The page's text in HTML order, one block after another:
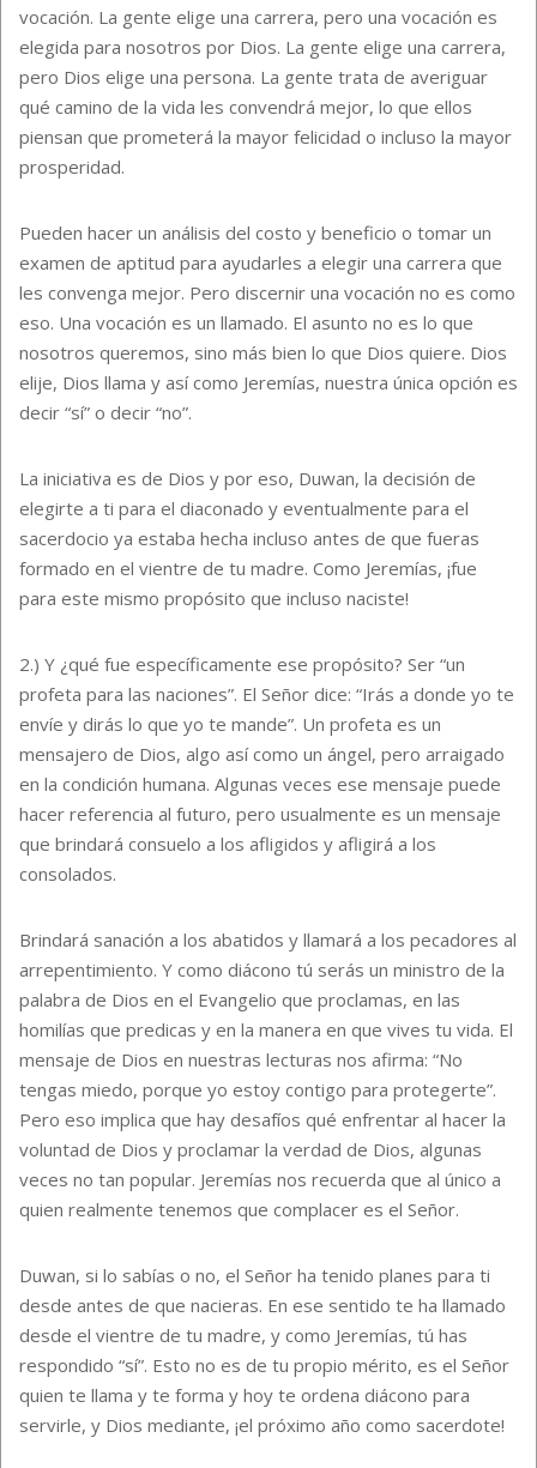
vocación. La gente elige una carrera, pero una vocación es
elegida para nosotros por Dios. La gente elige una carrera,
pero Dios elige una persona. La gente trata de averiguar
qué camino de la vida les convendrá mejor, lo que ellos
piensan que prometerá la mayor felicidad o incluso la mayor
prosperidad.
Pueden hacer un análisis del costo y beneficio o tomar un
examen de aptitud para ayudarles a elegir una carrera que
les convenga mejor. Pero discernir una vocación no es como
eso. Una vocación es un llamado. El asunto no es lo que
nosotros queremos, sino más bien lo que Dios quiere. Dios
elije, Dios llama y así como Jeremías, nuestra única opción es
decir “sí” o decir “no”.
La iniciativa es de Dios y por eso, Duwan, la decisión de
elegirte a ti para el diaconado y eventualmente para el
sacerdocio ya estaba hecha incluso antes de que fueras
formado en el vientre de tu madre. Como Jeremías, ¡fue
para este mismo propósito que incluso naciste!
2.) Y ¿qué fue específicamente ese propósito? Ser “un
profeta para las naciones”. El Señor dice: “Irás a donde yo te
envíe y dirás lo que yo te mande”. Un profeta es un
mensajero de Dios, algo así como un ángel, pero arraigado
en la condición humana. Algunas veces ese mensaje puede
hacer referencia al futuro, pero usualmente es un mensaje
que brindará consuelo a los afligidos y afligirá a los
consolados.
Brindará sanación a los abatidos y llamará a los pecadores al
arrepentimiento. Y como diácono tú serás un ministro de la
palabra de Dios en el Evangelio que proclamas, en las
homilías que predicas y en la manera en que vives tu vida. El
mensaje de Dios en nuestras lecturas nos afirma: “No
tengas miedo, porque yo estoy contigo para protegerte”.
Pero eso implica que hay desafíos qué enfrentar al hacer la
voluntad de Dios y proclamar la verdad de Dios, algunas
veces no tan popular. Jeremías nos recuerda que al único a
quien realmente tenemos que complacer es el Señor.
Duwan, si lo sabías o no, el Señor ha tenido planes para ti
desde antes de que nacieras. En ese sentido te ha llamado
desde el vientre de tu madre, y como Jeremías, tú has
respondido “sí”. Esto no es de tu propio mérito, es el Señor
quien te llama y te forma y hoy te ordena diácono para
servirle, y Dios mediante, ¡el próximo año como sacerdote!